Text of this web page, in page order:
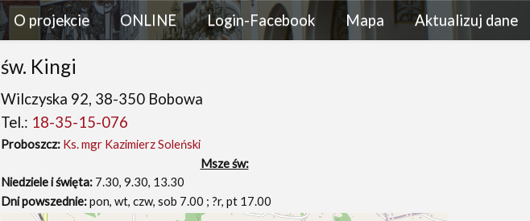
O projekcie ONLINE Login-Facebook Mapa Aktualizuj dane
św. Kingi
Wilczyska 92, 38-350 Bobowa
Tel.: 18-35-15-076
Proboszcz: Ks. mgr Kazimierz Soleński
Msze św:
Niedziele i święta: 7.30, 9.30, 13.30
Dni powszednie:pon, wt, czw, sob 7.00 ; ?r, pt 17.00